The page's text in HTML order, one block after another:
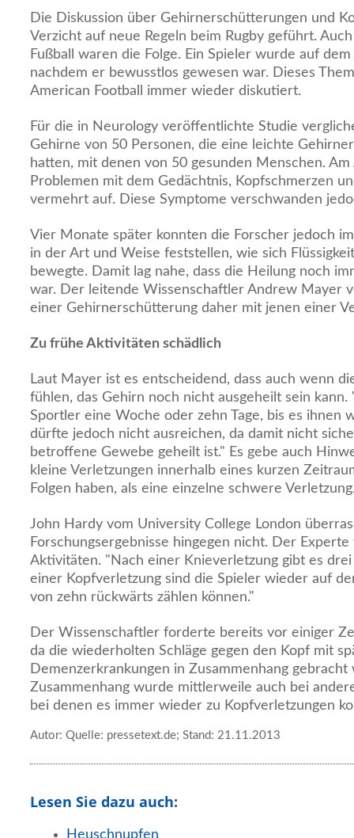
Die Diskussion über Gehirnerschütterungen und
Verzicht auf neue Regeln beim Rugby geführt.
Fußball waren die Folge. Ein Spieler wurde auf
nachdem er bewusstlos gewesen war. Dieses
American Football immer wieder diskutiert.
Für die in Neurology veröffentlichte Studie
Gehirne von 50 Personen, die eine leichte
hatten, mit denen von 50 gesunden Menschen. Am
Problemen mit dem Gedächtnis, Kopfschmerzen
vermehrt auf. Diese Symptome verschwanden
Vier Monate später konnten die Forscher jedoch
in der Art und Weise feststellen, wie sich
bewegte. Damit lag nahe, dass die Heilung noch
war. Der leitende Wissenschaftler Andrew Mayer
einer Gehirnerschütterung daher mit jenen einer
Zu frühe Aktivitäten schädlich
Laut Mayer ist es entscheidend, dass auch wenn
fühlen, das Gehirn noch nicht ausgeheilt sein kann.
Sportler eine Woche oder zehn Tage, bis es ihnen
dürfte jedoch nicht ausreichen, da damit nicht
betroffene Gewebe geheilt ist." Es gebe auch
kleine Verletzungen innerhalb eines kurzen
Folgen haben, als eine einzelne schwere
John Hardy vom University College London
Forschungsergebnisse hingegen nicht. Der
Aktivitäten. "Nach einer Knieverletzung gibt es
einer Kopfverletzung sind die Spieler wieder auf
von zehn rückwärts zählen können."
Der Wissenschaftler forderte bereits vor einiger
da die wiederholten Schläge gegen den Kopf mit
Demenzerkrankungen in Zusammenhang
Zusammenhang wurde mittlerweile auch bei
bei denen es immer wieder zu Kopfverletzungen
Autor: Quelle: pressetext.de; Stand: 21.11.2013
Lesen Sie dazu auch:
Heuschnupfen